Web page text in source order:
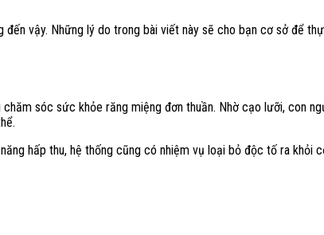
vậy. Những lý do trong bài viết này sẽ cho bạn cơ sở để
sóc sức khỏe răng miệng đơn thuần. Nhờ cạo lưỡi, con
hấp thu, hệ thống cũng có nhiệm vụ loại bỏ độc tố ra khỏi